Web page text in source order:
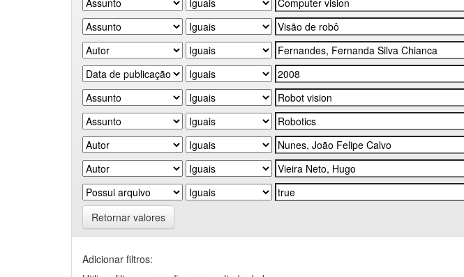
Retornar valores
Adicionar filtros: